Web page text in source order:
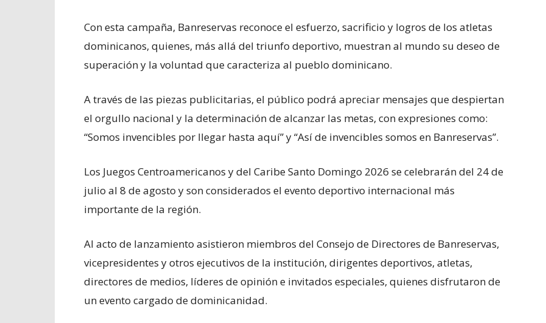
Con esta campaña, Banreservas reconoce el esfuerzo, sacrificio y logros de los atletas
dominicanos, quienes, más allá del triunfo deportivo, muestran al mundo su deseo de
superación y la voluntad que caracteriza al pueblo dominicano.
A través de las piezas publicitarias, el público podrá apreciar mensajes que despiertan
el orgullo nacional y la determinación de alcanzar las metas, con expresiones como:
“Somos invencibles por llegar hasta aquí” y “Así de invencibles somos en Banreservas”.
Los Juegos Centroamericanos y del Caribe Santo Domingo 2026 se celebrarán del 24 de
julio al 8 de agosto y son considerados el evento deportivo internacional más
importante de la región.
Al acto de lanzamiento asistieron miembros del Consejo de Directores de Banreservas,
vicepresidentes y otros ejecutivos de la institución, dirigentes deportivos, atletas,
directores de medios, líderes de opinión e invitados especiales, quienes disfrutaron de
un evento cargado de dominicanidad.